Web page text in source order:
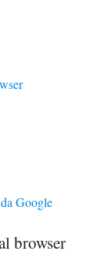
Google
browser